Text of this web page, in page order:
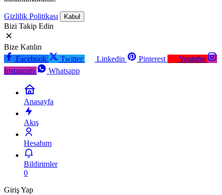
Gizlilik Politikası Kabul
Bizi Takip Edin
Bize Katılın
Facebook
Twitter Linkedin Pinterest
Youtube
Instagram
Whatsapp
Anasayfa
Akış
Hesabım
Bildirimler
0
Giriş Yap